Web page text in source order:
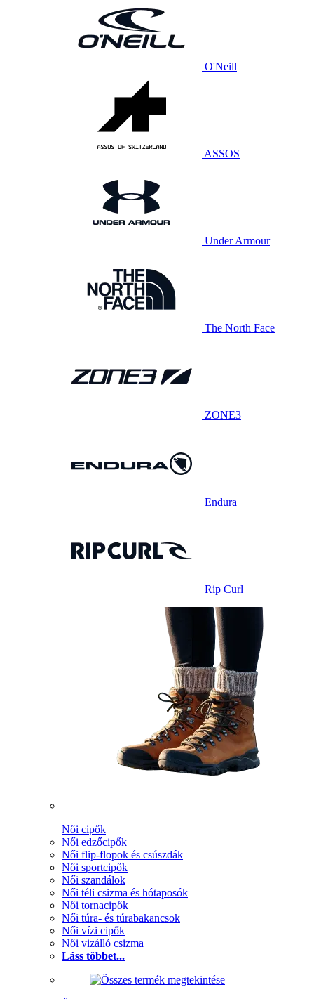
O'Neill
ASSOS
Under Armour
The North Face
ZONE3
Endura
Rip Curl
Női cipők
Női edzőcipők
Női flip-flopok és csúszdák
Női sportcipők
Női szandálok
Női téli csizma és hótaposók
Női tornacipők
Női túra- és túrabakancsok
Női vízi cipők
Női vizálló csizma
Láss többet...